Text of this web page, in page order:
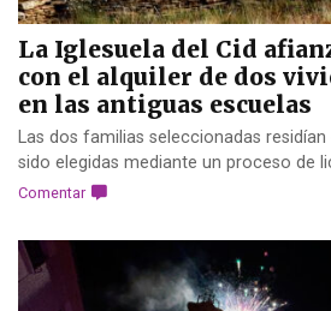
La Iglesuela del Cid
con el alquiler de dos
en las antiguas escuelas
Las dos familias seleccionadas
sido elegidas mediante un proceso de
Comentar